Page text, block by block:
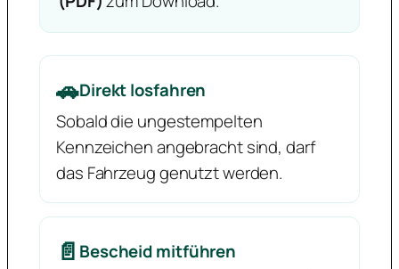
🚗Direkt losfahren
Sobald die ungestempelten
Kennzeichen angebracht sind, darf
das Fahrzeug genutzt werden.
📄 Bescheid mitführen